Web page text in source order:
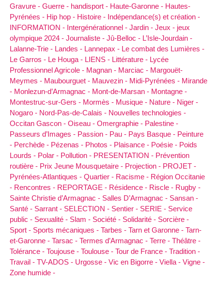
Gravure - Guerre - handisport - Haute-Garonne - Hautes-
Pyrénées - Hip hop - Histoire - Indépendance(s) et création -
INFORMATION - Intergénérationnel - Jardin - Jeux - jeux
olympique 2024 - Journaliste - Jû-Belloc - L’Isle-Jourdain -
Lalanne-Trie - Landes - Lannepax - Le combat des Lumières -
Le Garros - Le Houga - LIENS - Littérature - Lycée
Professionnel Agricole - Magnan - Marciac - Margouët-
Meymes - Maubourguet - Mauvezin - Midi-Pyrénées - Mirande
- Monlezun-d’Armagnac - Mont-de-Marsan - Montagne -
Montestruc-sur-Gers - Mormès - Musique - Nature - Niger -
Nogaro - Nord-Pas-de-Calais - Nouvelles technologies -
Occitan Gascon - Oiseau - Omergraphie - Palestine -
Passeurs d’Images - Passion - Pau - Pays Basque - Peinture
- Perchède - Pézenas - Photos - Plaisance - Poésie - Poids
Lourds - Polar - Pollution - PRESENTATION - Prévention
routière - Prix Jeune Mousquetaire - Projection - PROJET -
Pyrénées-Atlantiques - Quartier - Racisme - Région Occitanie
- Rencontres - REPORTAGE - Résidence - Riscle - Rugby -
Sainte Christie d’Armagnac - Salles D’Armagnac - Sansan -
Santé - Sarrant - SELECTION - Sentier - SERIE - Service
public - Sexualité - Slam - Société - Solidarité - Sorcière -
Sport - Sports mécaniques - Tarbes - Tarn et Garonne - Tarn-
et-Garonne - Tarsac - Termes d’Armagnac - Terre - Théâtre -
Tolérance - Toujouse - Toulouse - Tour de France - Tradition -
Travail - TV-ADOS - Urgosse - Vic en Bigorre - Viella - Vigne -
Zone humide -